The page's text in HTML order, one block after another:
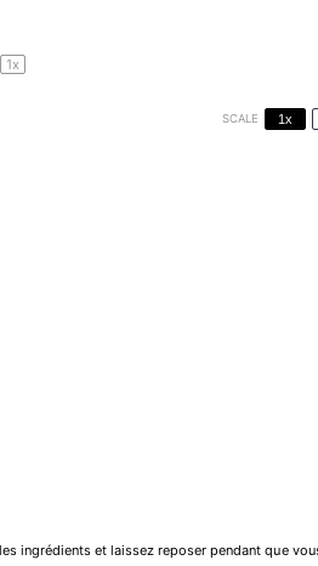
1x
SCALE 1x
ingrédients et laissez reposer pendant que